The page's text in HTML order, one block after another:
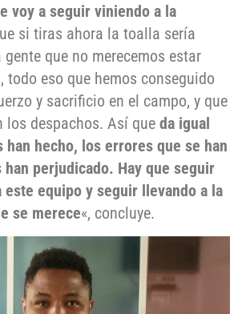
voy a seguir viniendo a la
si tiras ahora la toalla sería
que no merecemos estar
todo eso que hemos conseguido
y sacrificio en el campo, y que
los despachos. Así que da igual
han hecho, los errores que se han
perjudicado. Hay que seguir
este equipo y seguir llevando a la
se merece«, concluye.